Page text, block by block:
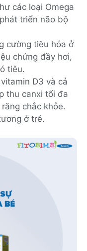
các loại Omega
triển não bộ
cường tiêu hóa ở
chứng đầy hơi,
tiêu.
D3 và cả
thu canxi tối đa
chắc khỏe.
ở trẻ.